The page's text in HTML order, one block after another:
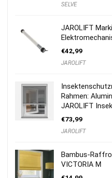
SELVE
JAROLIFT
€42,99
JAROLIFT
Rahmen:
JAROLIFT
€73,99
JAROLIFT
Bambus-
VICTORIA M